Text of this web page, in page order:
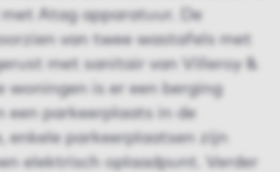
met Atag apparatuur. De
van twee wastafels met
met sanitair van Villeroy &
woningen is er een berging
een parkeerplaats in de
enkele parkeerplaatsen zijn
elektrisch oplaadpunt. Verder